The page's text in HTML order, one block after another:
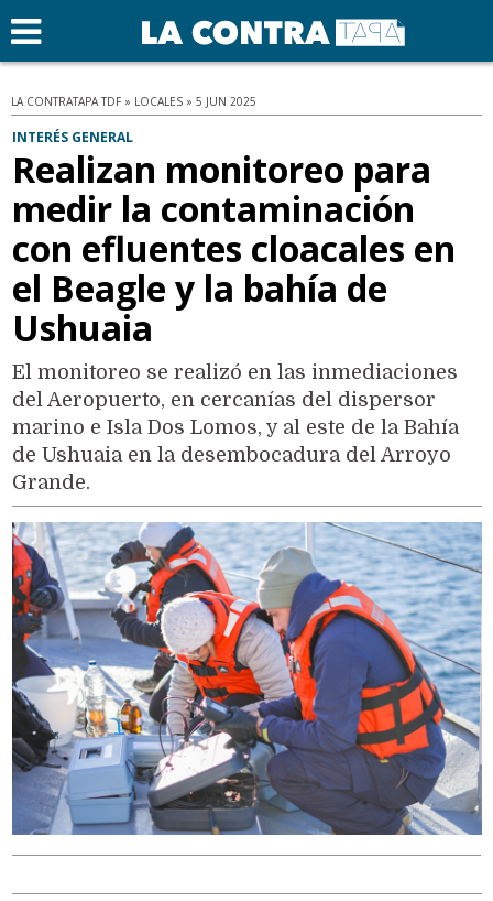
LA CONTRATAPA TDF » LOCALES » 5 JUN 2025
INTERÉS GENERAL
Realizan monitoreo para
medir la contaminación
con efluentes cloacales en
el Beagle y la bahía de
Ushuaia
El monitoreo se realizó en las inmediaciones
del Aeropuerto, en cercanías del dispersor
marino e Isla Dos Lomos, y al este de la Bahía
de Ushuaia en la desembocadura del Arroyo
Grande.